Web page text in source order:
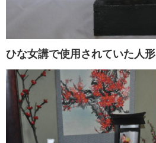
ひな女講で使用されていた人形